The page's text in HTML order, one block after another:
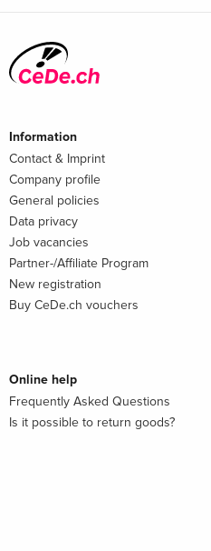
Information
Contact & Imprint
Company profile
General policies
Data privacy
Job vacancies
Partner-/Affiliate Program
New registration
Buy CeDe.ch vouchers
Online help
Frequently Asked Questions
Is it possible to return goods?